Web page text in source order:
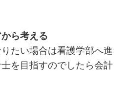
ら考える
たい場合は看護学部へ進
を目指すのでしたら会計